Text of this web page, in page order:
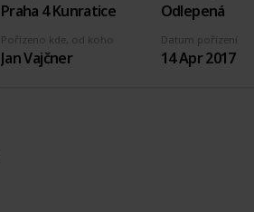
Pořízeno kde, od koho
Jan Vajčner
Odlepená
Datum pořízení
14 Apr 2017
Praha 4 Kunratice